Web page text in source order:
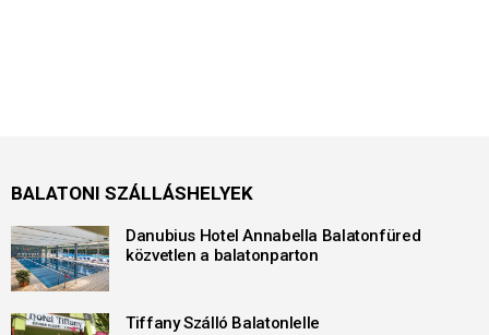
BALATONI SZÁLLÁSHELYEK
Danubius Hotel Annabella Balatonfüred
közvetlen a balatonparton
Tiffany Szálló Balatonlelle